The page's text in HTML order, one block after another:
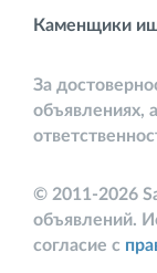
Каменщики
За
объявлениях,
© 2011-2026
объявлений.
согласие с